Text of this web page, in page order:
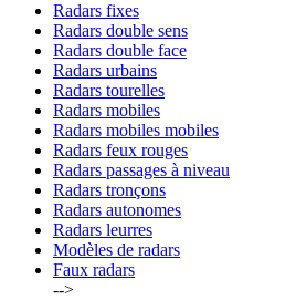
Radars fixes
Radars double sens
Radars double face
Radars urbains
Radars tourelles
Radars mobiles
Radars mobiles mobiles
Radars feux rouges
Radars passages à niveau
Radars tronçons
Radars autonomes
Radars leurres
Modèles de radars
Faux radars
-->